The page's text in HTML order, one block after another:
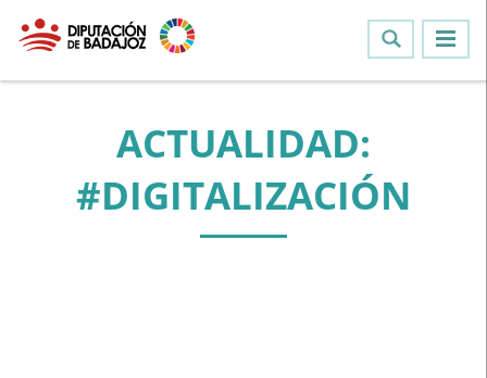
ACTUALIDAD:
#DIGITALIZACIÓN